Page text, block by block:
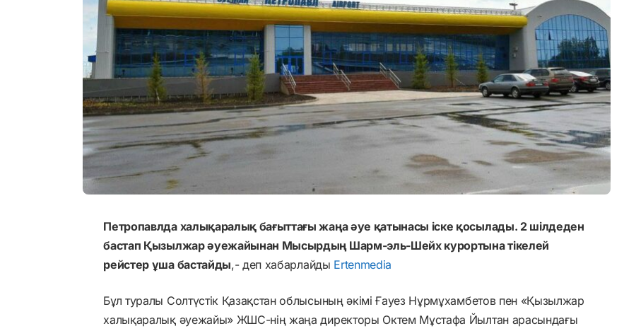
Петропавлда халықаралық бағыттағы жаңа әуе қатынасы іске қосылады. 2 шілдеден
бастап Қызылжар әуежайынан Мысырдың Шарм-эль-Шейх курортына тікелей
рейстер ұша бастайды,- деп хабарлайды Ertenmedia
Бұл туралы Солтүстік Қазақстан облысының әкімі Ғауез Нұрмұхамбетов пен «Қызылжар
халықаралық әуежайы» ЖШС-нің жаңа директоры Октем Мұстафа Йылтан арасындағы